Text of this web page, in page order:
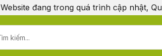
Website đang trong quá trình cập nhật,